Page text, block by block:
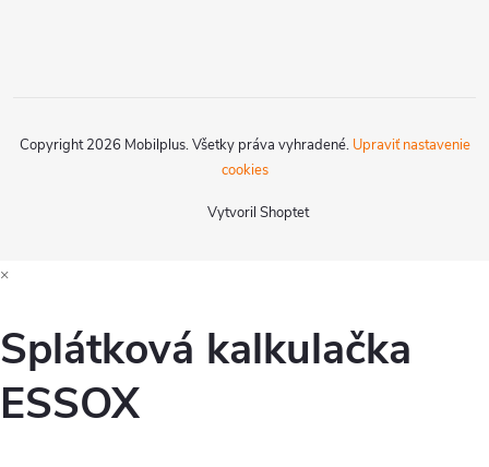
Vytvoril Shoptet
Copyright 2026 Mobilplus. Všetky práva vyhradené. Upraviť nastavenie
cookies
×
Splátková kalkulačka
ESSOX